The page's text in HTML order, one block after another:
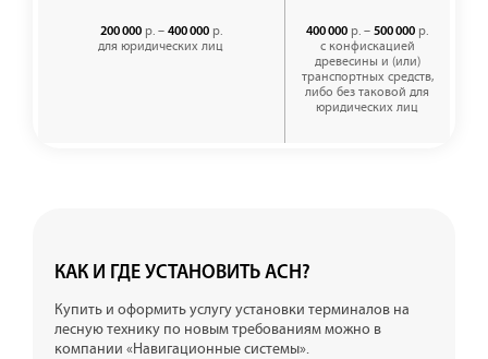
200 000р. – 400 000р.
для юридических лиц
400 000 р. –500 000 р.
с конфискацией
древесины и (или)
транспортных средств,
либо без таковой для
юридических лиц
КАК И ГДЕ УСТАНОВИТЬ АСН?
Купить и оформить услугу установки терминалов на
лесную технику по новым требованиям можно в
компании «Навигационные системы».